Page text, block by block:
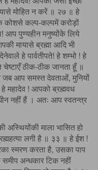
मोहित न करें ॥ २७ ॥ हे
कोशसे कल्प-कल्पमें करोड़ों
आप पुण्यहीन मनुष्योंके लिये
मायासे ब्रह्मा आदि भी
हे पार्वतीपते! हे शम्भो ! हे
ठीक-ठीक जानता हूँ ॥
जब आप समस्त देवताओं, मुनियों
महादेव ! आपको ब्रह्मवध
नहीं हैं । अतः आप स्वतन्त्र
माला भासित हो
लगी है ॥ ३३ ॥ हे ईश !
स्मरण करता है, उसका पाप
अन्धकार टिक नहीं